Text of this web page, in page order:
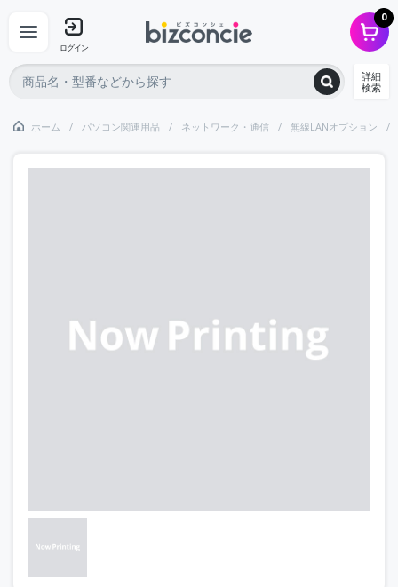
ログイン
0
詳細
検索
ホーム パソコン関連用品 ネットワーク・通信 無線LANオプション